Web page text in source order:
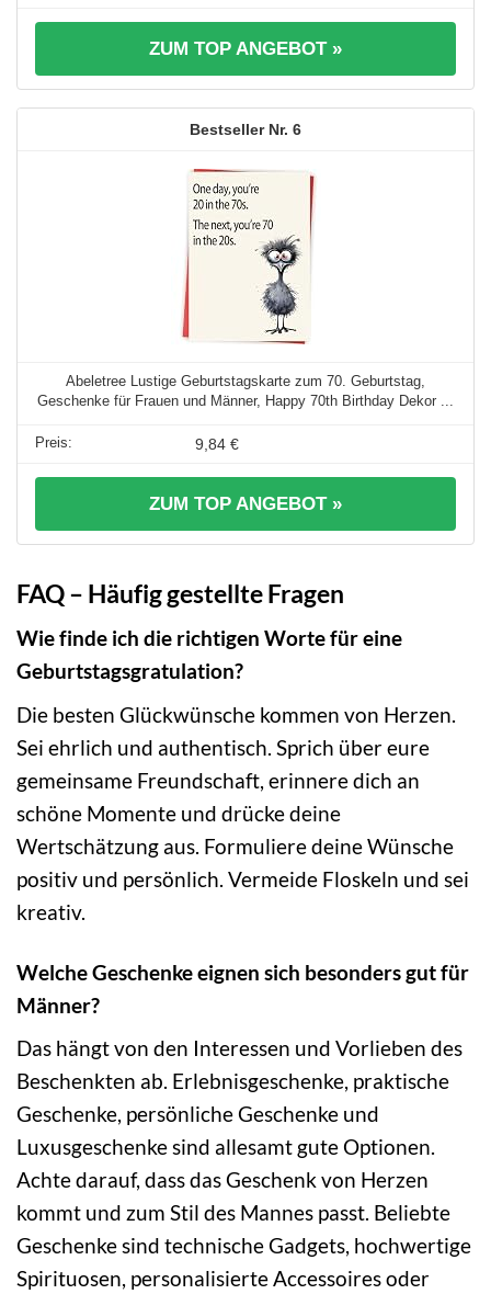
ZUM TOP ANGEBOT »
6
Abeletree Lustige Geburtstagskarte zum 70. Geburtstag,
Geschenke für Frauen und Männer, Happy 70th Birthday Dekor ...
9,84 €
ZUM TOP ANGEBOT »
FAQ – Häufig gestellte Fragen
Wie finde ich die richtigen Worte für eine
Geburtstagsgratulation?
Die besten Glückwünsche kommen von Herzen.
Sei ehrlich und authentisch. Sprich über eure
gemeinsame Freundschaft, erinnere dich an
schöne Momente und drücke deine
Wertschätzung aus. Formuliere deine Wünsche
positiv und persönlich. Vermeide Floskeln und sei
kreativ.
Welche Geschenke eignen sich besonders gut für
Männer?
Das hängt von den Interessen und Vorlieben des
Beschenkten ab. Erlebnisgeschenke, praktische
Geschenke, persönliche Geschenke und
Luxusgeschenke sind allesamt gute Optionen.
Achte darauf, dass das Geschenk von Herzen
kommt und zum Stil des Mannes passt. Beliebte
Geschenke sind technische Gadgets, hochwertige
Spirituosen, personalisierte Accessoires oder